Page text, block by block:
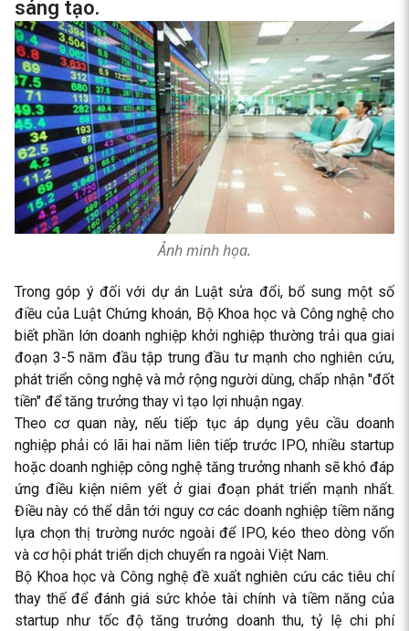
sáng tạo.
Ảnh minh họa.
Trong góp ý đối với dự án Luật sửa đổi, bổ sung một số
điều của Luật Chứng khoán, Bộ Khoa học và Công nghệ cho
biết phần lớn doanh nghiệp khởi nghiệp thường trải qua giai
đoạn 3-5 năm đầu tập trung đầu tư mạnh cho nghiên cứu,
phát triển công nghệ và mở rộng người dùng, chấp nhận "đốt
tiền" để tăng trưởng thay vì tạo lợi nhuận ngay.
Theo cơ quan này, nếu tiếp tục áp dụng yêu cầu doanh
nghiệp phải có lãi hai năm liên tiếp trước IPO, nhiều startup
hoặc doanh nghiệp công nghệ tăng trưởng nhanh sẽ khó đáp
ứng điều kiện niêm yết ở giai đoạn phát triển mạnh nhất.
Điều này có thể dẫn tới nguy cơ các doanh nghiệp tiềm năng
lựa chọn thị trường nước ngoài để IPO, kéo theo dòng vốn
và cơ hội phát triển dịch chuyển ra ngoài Việt Nam.
Bộ Khoa học và Công nghệ đề xuất nghiên cứu các tiêu chí
thay thế để đánh giá sức khỏe tài chính và tiềm năng của
startup như tốc độ tăng trưởng doanh thu, tỷ lệ chi phí